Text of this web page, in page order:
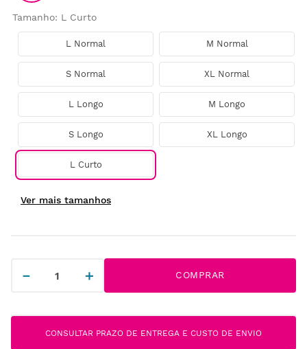
Tamanho: L Curto
L Normal M Normal
S Normal XL Normal
L Longo M Longo
S Longo XL Longo
L Curto
＋
－ COMPRAR
CONSULTAR PRAZO DE ENTREGA E CUSTO DE ENVIO